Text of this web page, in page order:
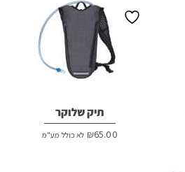
תיק שלוקר
₪65.00 לא כולל מע"מ